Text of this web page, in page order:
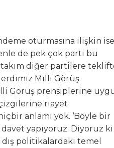
oturmasına ilişkin ise
de pek çok parti bu
diğer partilere
Milli Görüş
Görüş prensiplerine
riayet
anlamı yok. ‘Böyle bir
yapıyoruz. Diyoruz ki
politikalardaki temel